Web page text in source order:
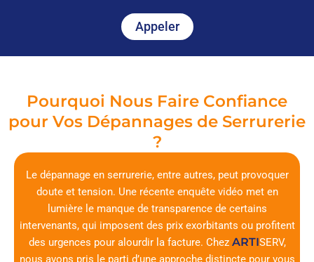
Appeler
Pourquoi Nous Faire Confiance
pour Vos Dépannages de Serrurerie
?
Le dépannage en serrurerie, entre autres, peut provoquer
doute et tension. Une récente enquête vidéo met en
lumière le manque de transparence de certains
intervenants, qui imposent des prix exorbitants ou profitent
des urgences pour alourdir la facture. Chez ARTISERV,
nous avons pris le parti d’une approche distincte pour vous